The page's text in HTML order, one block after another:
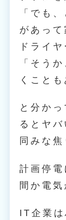
「でも
があって
ドライヤ
「そう
くことも
と分か
るとヤ
同みな焦
計画停
間か電気
IT企業は